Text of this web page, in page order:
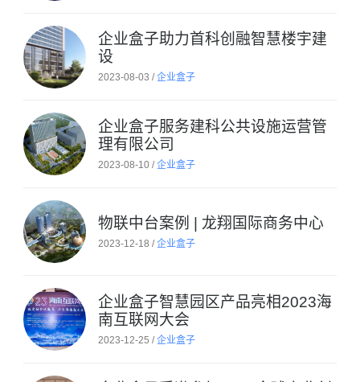
企业盒子助力首科创融智慧楼宇建
设
2023-08-03 /企业盒子
企业盒子服务建科公共设施运营管
理有限公司
2023-08-10 /企业盒子
物联中台案例 | 龙翔国际商务中心
2023-12-18 /企业盒子
企业盒子智慧园区产品亮相2023海
南互联网大会
2023-12-25 /企业盒子